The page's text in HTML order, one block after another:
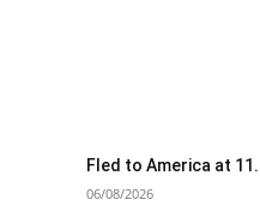
Fled to America at
06/08/2026